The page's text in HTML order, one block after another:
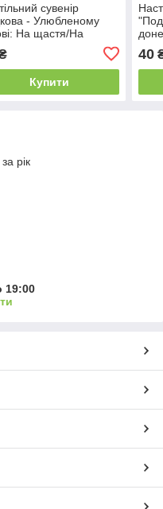
сувенір
- Улюбленому
На щастя/На
Купити
40
рік
19:00